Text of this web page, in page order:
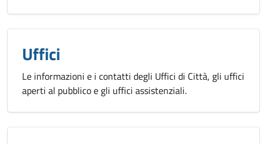
Uffici
Le informazioni e i contatti degli Uffici di Città, gli uffici
aperti al pubblico e gli uffici assistenziali.